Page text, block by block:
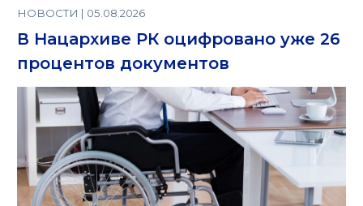
НОВОСТИ | 05.08.2026
В Нацархиве РК оцифровано уже 26
процентов документов